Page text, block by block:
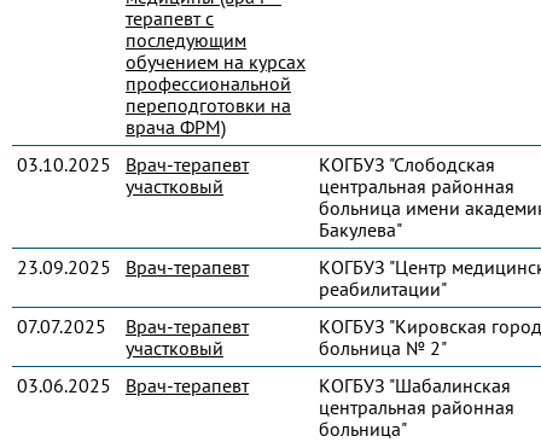
терапевт с
последующим
обучением на курсах
профессиональной
переподготовки на
врача ФРМ)
03.10.2025
Врач-терапевт
участковый
КОГБУЗ "Слободская
центральная районная
больница имени
Бакулева"
23.09.2025
Врач-терапевт
КОГБУЗ "Центр
реабилитации"
07.07.2025
Врач-терапевт
участковый
КОГБУЗ "Кировская
больница № 2"
03.06.2025
Врач-терапевт
КОГБУЗ "Шабалинская
центральная районная
больница"